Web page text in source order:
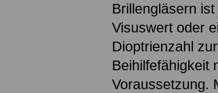
Brillengläsern
Visuswert oder
Dioptrienzahl
Beihilfefähigkeit
Voraussetzung.